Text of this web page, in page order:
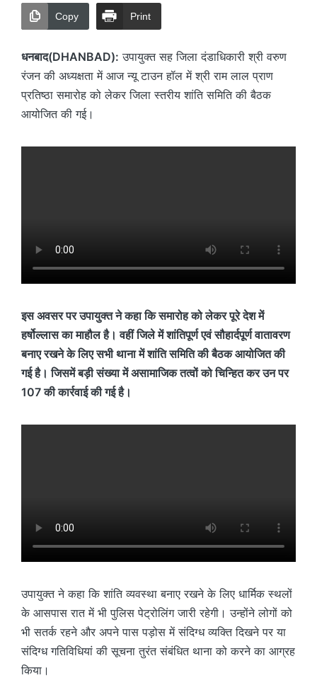
Copy Print
धनबाद(DHANBAD): उपायुक्त सह जिला दंडाधिकारी श्री वरुण
रंजन की अध्यक्षता में आज न्यू टाउन हॉल में श्री राम लाल प्राण
प्रतिष्ठा समारोह को लेकर जिला स्तरीय शांति समिति की बैठक
आयोजित की गई।
इस अवसर पर उपायुक्त ने कहा कि समारोह को लेकर पूरे देश में
हर्षोल्लास का माहौल है। वहीं जिले में शांतिपूर्ण एवं सौहार्दपूर्ण वातावरण
बनाए रखने के लिए सभी थाना में शांति समिति की बैठक आयोजित की
गई है। जिसमें बड़ी संख्या में असामाजिक तत्वों को चिन्हित कर उन पर
107 की कार्रवाई की गई है।
उपायुक्त ने कहा कि शांति व्यवस्था बनाए रखने के लिए धार्मिक स्थलों
के आसपास रात में भी पुलिस पेट्रोलिंग जारी रहेगी। उन्होंने लोगों को
भी सतर्क रहने और अपने पास पड़ोस में संदिग्ध व्यक्ति दिखने पर या
संदिग्ध गतिविधियां की सूचना तुरंत संबंधित थाना को करने का आग्रह
किया।